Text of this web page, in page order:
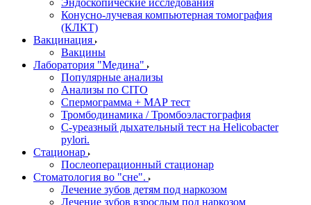
Эндоскопические исследования
Конусно-лучевая компьютерная томография
(КЛКТ)
Вакцинация
Вакцины
Лаборатория "Медина"
Популярные анализы
Анализы по CITO
Спермограмма + МАР тест
Тромбодинамика / Тромбоэластография
С-уреазный дыхательный тест на Helicobacter
pylori.
Стационар
Послеоперационный стационар
Стоматология во "сне".
Лечение зубов детям под наркозом
Лечение зубов взрослым под наркозом